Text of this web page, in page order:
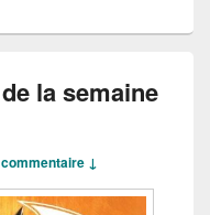
la semaine
↓